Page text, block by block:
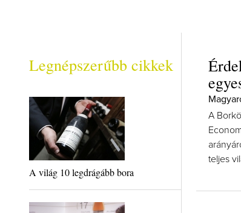
Legnépszerűbb cikkek
A világ 10 legdrágább bora
A
teljes